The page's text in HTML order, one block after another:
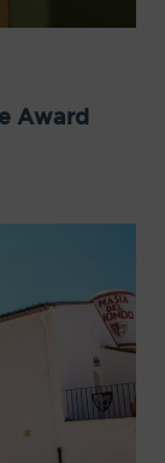
Award